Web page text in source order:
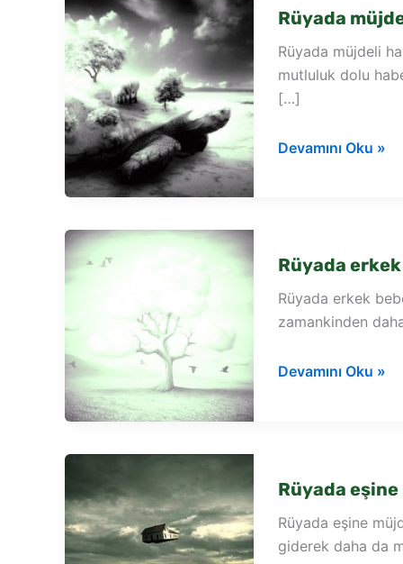
Rüyada
Rüyada müjdeli
mutluluk dolu
[…]
Rüyada
Devamını Oku »
Rüyada
Rüyada erkek
zamankinden
Rüyada
Devamını Oku »
Rüyada
Rüyada eşine
giderek daha da